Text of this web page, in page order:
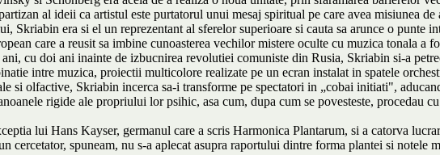
al ideii ca artistul este purtatorul unui mesaj spiritual pe care avea misiunea
Skriabin era si el un reprezentant al sferelor superioare si cauta sa arunce o punte
care a reusit sa imbine cunoasterea vechilor mistere oculte cu muzica tonala a
cu doi ani inainte de izbucnirea revolutiei comuniste din Rusia, Skriabin si-a
intre muzica, proiectii multicolore realizate pe un ecran instalat in spatele
si olfactive, Skriabin incerca sa-i transforme pe spectatori in „cobai initiati",
rigide ale propriului lor psihic, asa cum, dupa cum se povesteste, procedau
lui Hans Kayser, germanul care a scris Harmonica Plantarum, si a catorva
cercetator, spuneam, nu s-a aplecat asupra raportului dintre forma plantei si notele